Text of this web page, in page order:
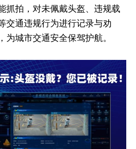
抓拍，对未佩戴头盔、违规载
交通违规行为进行记录与劝
为城市交通安全保驾护航。